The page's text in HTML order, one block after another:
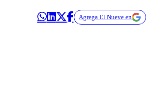
Agrega El Nueve en